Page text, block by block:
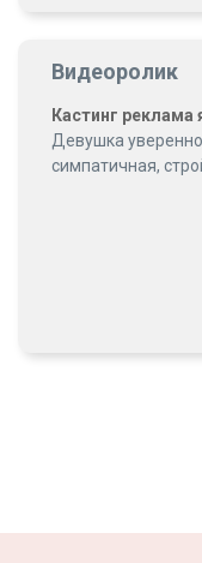
Видеоролик
Кастинг реклама
Девушка
симпатичная,